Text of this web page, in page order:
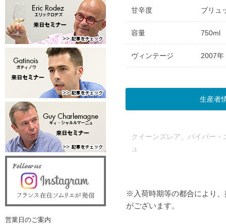
甘辛度 ブリュ
容量 750ml
ヴィンテージ 2007年
生産者
クイーンズレア、パイパー
ュ
※入荷時期等の都合により
がございます。
営業日のご案内